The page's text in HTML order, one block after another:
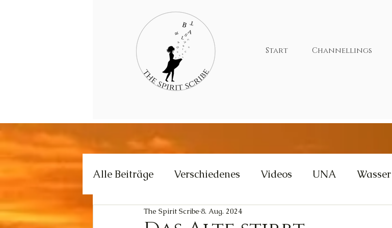
Start Channellings
Alle Beiträge Verschiedenes Videos UNA Wasser
Kommunikation Kreativität
The Spirit Scribe 8. Aug. 2024